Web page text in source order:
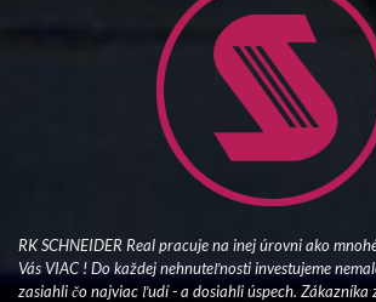
RK SCHNEIDER Real pracuje na inej úrovni ako
Vás VIAC ! Do každej nehnuteľnosti investujeme
zasiahli čo najviac ľudí - a dosiahli úspech. Zákazníka